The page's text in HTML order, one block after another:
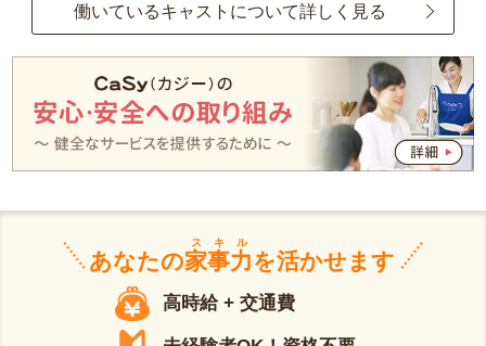
働いているキャストについて詳しく見る
あなたの家事力
スキル
を活かせます
高時給 + 交通費